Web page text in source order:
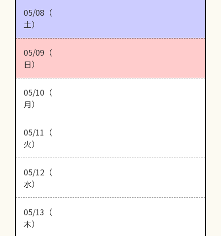
05/08（
土）
05/09（
日）
05/10（
月）
05/11（
火）
05/12（
水）
05/13（
木）